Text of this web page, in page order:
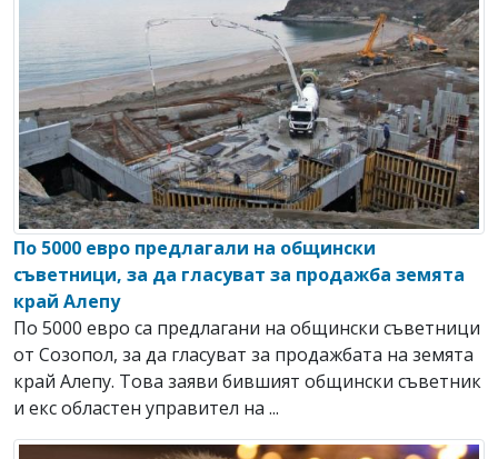
По 5000 евро предлагали на общински
съветници, за да гласуват за продажба земята
край Алепу
По 5000 евро са предлагани на общински съветници
от Созопол, за да гласуват за продажбата на земята
край Алепу. Това заяви бившият общински съветник
и екс областен управител на ...